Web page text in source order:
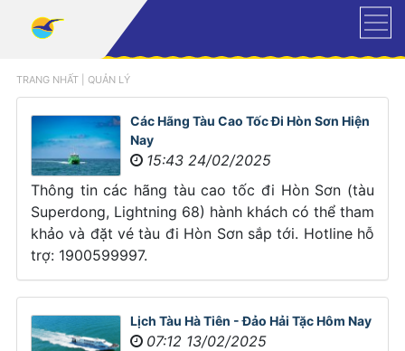
TRANG NHẤT| QUẢN LÝ
Các Hãng Tàu Cao Tốc Đi Hòn Sơn Hiện
Nay
15:43 24/02/2025
Thông tin các hãng tàu cao tốc đi Hòn Sơn (tàu
Superdong, Lightning 68) hành khách có thể tham
khảo và đặt vé tàu đi Hòn Sơn sắp tới. Hotline hỗ
trợ: 1900599997.
Lịch Tàu Hà Tiên - Đảo Hải Tặc Hôm Nay
07:12 13/02/2025